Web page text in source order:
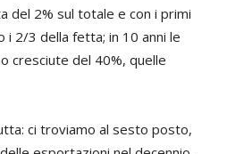
del 2% sul totale e con i primi
2/3 della fetta; in 10 anni le
cresciute del 40%, quelle
ci troviamo al sesto posto,